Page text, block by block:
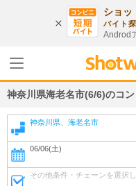
ショッ
バイト
Androd
神奈川県海老名市(6/6)のコ
神奈川県、海老名市
06/06(土)
その他条件・チェーンを選択